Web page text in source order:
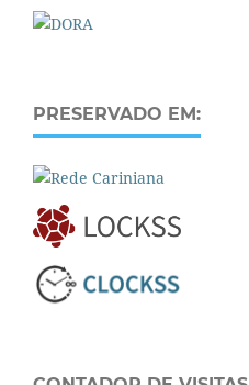
PRESERVADO EM: